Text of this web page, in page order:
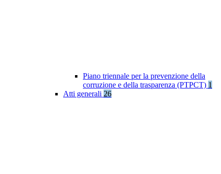
Piano triennale per la prevenzione della
corruzione e della trasparenza (PTPCT) 1
Atti generali 26